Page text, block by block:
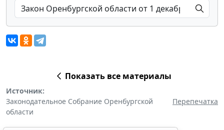
Показать все материалы
Источник:
Законодательное Собрание Оренбургской
области
Перепечатка